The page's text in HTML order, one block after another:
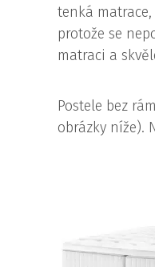
tenká
protože se
matraci a
Postele bez
obrázky níže).